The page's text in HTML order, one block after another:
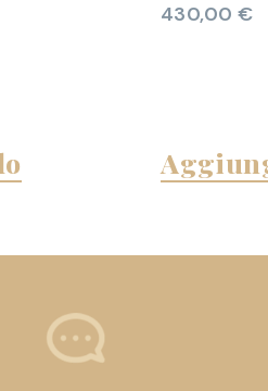
430,00 €